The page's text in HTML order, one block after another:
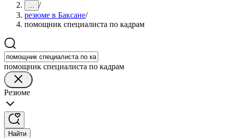
... /
резюме в Баксане/
помощник специалиста по кадрам
помощник специалиста по кадрам
Резюме
Найти